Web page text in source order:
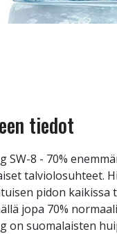
tiedot
SW-8 - 70%
talviolosuhteet.
pidon kaikissa
jopa 70%
on suomalaisten